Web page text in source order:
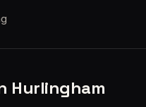
Hurlingham